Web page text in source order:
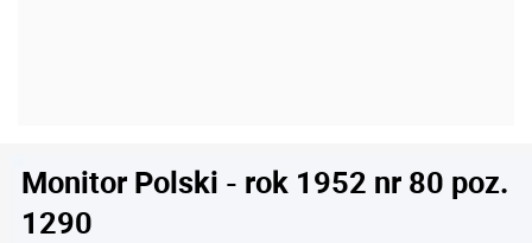
Monitor Polski - rok 1952 nr 80 poz.
1290